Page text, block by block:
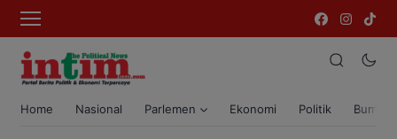
Home Nasional Parlemen Ekonomi Politik Bumi